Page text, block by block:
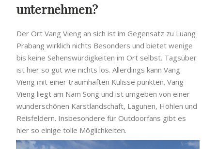
unternehmen?
Der Ort Vang Vieng an sich ist im Gegensatz zu Luang
Prabang wirklich nichts Besonders und bietet wenige
bis keine Sehenswürdigkeiten im Ort selbst. Tagsüber
ist hier so gut wie nichts los. Allerdings kann Vang
Vieng mit einer traumhaften Kulisse punkten. Vang
Vieng liegt am Nam Song und ist umgeben von einer
wunderschönen Karstlandschaft, Lagunen, Höhlen und
Reisfeldern. Insbesondere für Outdoorfans gibt es
hier so einige tolle Möglichkeiten.